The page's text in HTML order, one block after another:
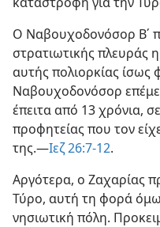
Ο Ναβουχοδονόσορ Β΄
στρατιωτικής πλευράς
αυτής πολιορκίας ίσως
Ναβουχοδονόσορ
έπειτα από 13 χρόνια,
προφητείας που τον
της.—Ιεζ 26:7-12.
Αργότερα, ο Ζαχαρίας
Τύρο, αυτή τη φορά
νησιωτική πόλη.